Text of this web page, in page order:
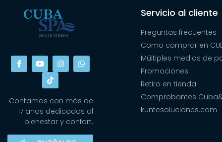
Contamos con más de
17 años dedicados al
bienestar y confort.
Servicio al cliente
Preguntas frecuentes
Como comprar en
Múltiples medios de
Promociones
Retiro en tienda
Comprobantes
kuntesoluciones.com